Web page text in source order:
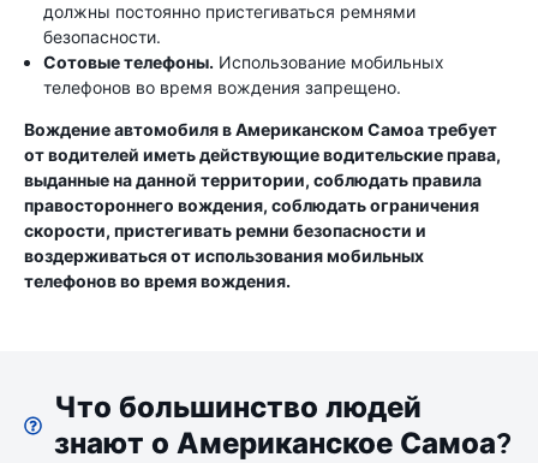
должны постоянно пристегиваться ремнями
безопасности.
Сотовые телефоны. Использование мобильных
телефонов во время вождения запрещено.
Вождение автомобиля в Американском Самоа требует
от водителей иметь действующие водительские права,
выданные на данной территории, соблюдать правила
правостороннего вождения, соблюдать ограничения
скорости, пристегивать ремни безопасности и
воздерживаться от использования мобильных
телефонов во время вождения.
Что большинство людей
знают о Американское Самоа?